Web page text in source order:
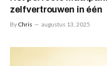
zelfvertrouwen in één
By Chris augustus 13, 2025